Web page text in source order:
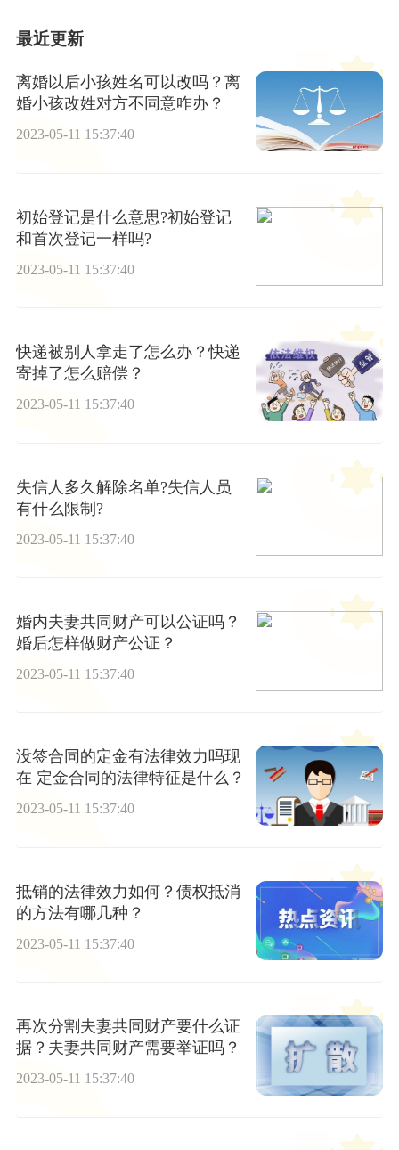
最近更新
离婚以后小孩姓名可以改吗？离
婚小孩改姓对方不同意咋办？
2023-05-11 15:37:40
初始登记是什么意思?初始登记
和首次登记一样吗?
2023-05-11 15:37:40
快递被别人拿走了怎么办？快递
寄掉了怎么赔偿？
2023-05-11 15:37:40
失信人多久解除名单?失信人员
有什么限制?
2023-05-11 15:37:40
婚内夫妻共同财产可以公证吗？
婚后怎样做财产公证？
2023-05-11 15:37:40
没签合同的定金有法律效力吗现
在 定金合同的法律特征是什么？
2023-05-11 15:37:40
抵销的法律效力如何？债权抵消
的方法有哪几种？
2023-05-11 15:37:40
再次分割夫妻共同财产要什么证
据？夫妻共同财产需要举证吗？
2023-05-11 15:37:40